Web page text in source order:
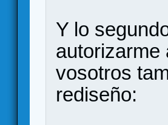
Y lo
autorizarme
vosotros
rediseño: